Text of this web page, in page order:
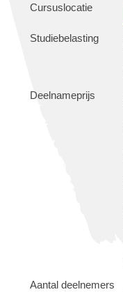
Cursuslocatie
Studiebelasting
Deelnameprijs
Aantal deelnemers